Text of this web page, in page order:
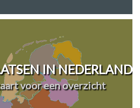
IN NEDERLAND
voor een overzicht